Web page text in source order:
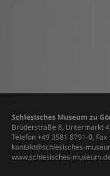
Schlesisches Museum zu
Brüderstraße 8, Untermarkt
Telefon +49 3581 8791-0,
kontakt@schlesisches-
www.schlesisches-museum.de